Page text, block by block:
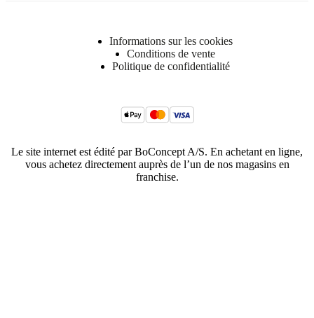
Informations sur les cookies
Conditions de vente
Politique de confidentialité
Le site internet est édité par BoConcept A/S. En achetant en ligne,
vous achetez directement auprès de l’un de nos magasins en
franchise.